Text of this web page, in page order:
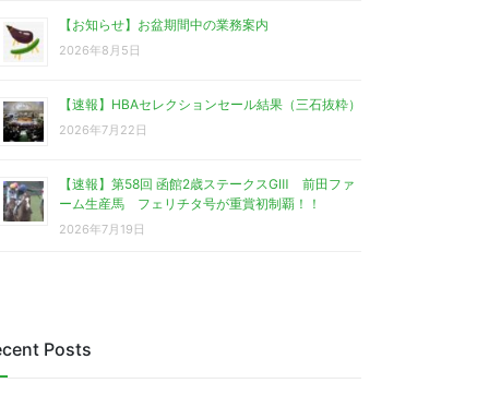
【お知らせ】お盆期間中の業務案内
2026年8月5日
【速報】HBAセレクションセール結果（三石抜粋）
2026年7月22日
【速報】第58回 函館2歳ステークスGⅢ 前田ファ
ーム生産馬 フェリチタ号が重賞初制覇！！
2026年7月19日
Posts